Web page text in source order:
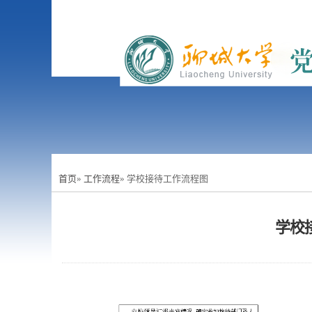
首页» 工作流程» 学校接待工作流程图
学校